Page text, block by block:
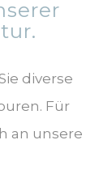
diverse
Für
an unsere